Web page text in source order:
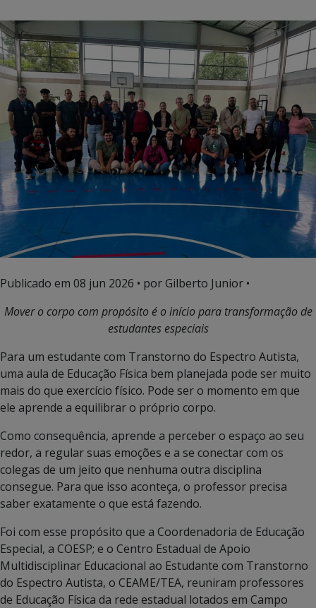
Publicado em 08 jun 2026 • por Gilberto Junior •
Mover o corpo com propósito é o início para transformação de
estudantes especiais
Para um estudante com Transtorno do Espectro Autista,
uma aula de Educação Física bem planejada pode ser muito
mais do que exercício físico. Pode ser o momento em que
ele aprende a equilibrar o próprio corpo.
Como consequência, aprende a perceber o espaço ao seu
redor, a regular suas emoções e a se conectar com os
colegas de um jeito que nenhuma outra disciplina
consegue. Para que isso aconteça, o professor precisa
saber exatamente o que está fazendo.
Foi com esse propósito que a Coordenadoria de Educação
Especial, a COESP; e o Centro Estadual de Apoio
Multidisciplinar Educacional ao Estudante com Transtorno
do Espectro Autista, o CEAME/TEA, reuniram professores
de Educação Física da rede estadual lotados em Campo